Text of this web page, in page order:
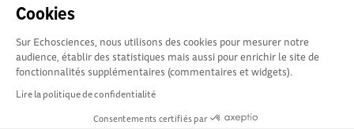
Cookies
Sur Echosciences, nous utilisons des cookies pour mesurer notre
audience, établir des statistiques mais aussi pour enrichir le site de
fonctionnalités supplémentaires (commentaires et widgets).
Lire la politique de confidentialité
Consentements certifiés par
Echosciences Sud Provence-Alpes-Côte d'Azur est à
académique pour la Recherche et l'Innovation Provence-
Alpes-Côte d'Azur. La plateforme est mise en oeuvre pour
vous parGulliver
Mentions légales|Politique de confidentialité